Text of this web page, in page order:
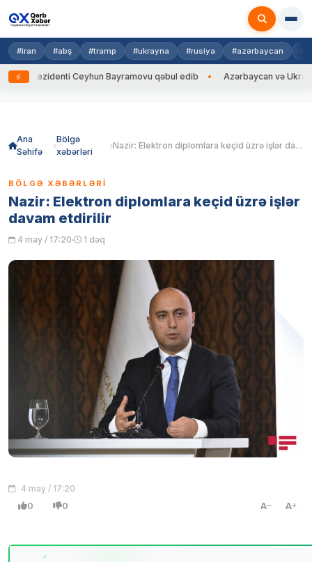
#iran #abş #tramp #ukrayna #rusiya #azərbaycan
Prezidenti Ceyhun Bayramovu qəbul edib Azərbaycan və Ukrayna
Ana
Səhifə
Bölgə
xəbərləri
Nazir: Elektron diplomlara keçid üzrə işlər davam etdirilir
BÖLGƏ XƏBƏRLƏRI
Nazir: Elektron diplomlara keçid üzrə işlər
davam etdirilir
4 may / 17:20 1 dəq
4 may / 17:20
0 0 A A